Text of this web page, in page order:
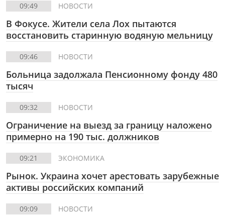
09:49 НОВОСТИ
В Фокусе. Жители села Лох пытаются
восстановить старинную водяную мельницу
09:46 НОВОСТИ
Больница задолжала Пенсионному фонду 480
тысяч
09:32 НОВОСТИ
Ограничение на выезд за границу наложено
примерно на 190 тыс. должников
09:21 ЭКОНОМИКА
Рынок. Украина хочет арестовать зарубежные
активы российских компаний
09:09 НОВОСТИ